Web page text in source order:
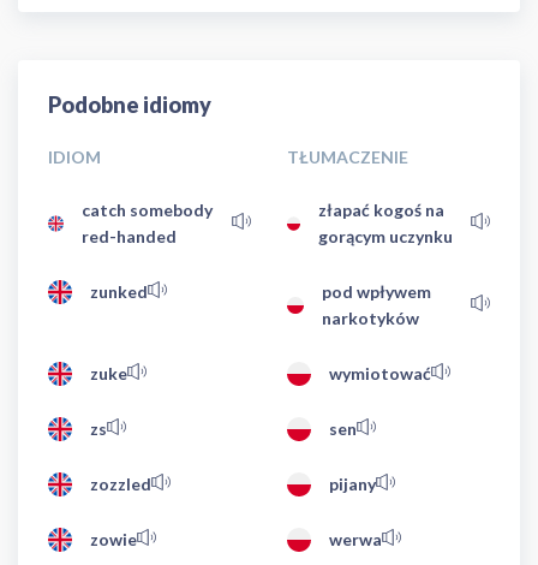
Podobne idiomy
IDIOM TŁUMACZENIE
catch somebody
red-handed
złapać kogoś na
gorącym uczynku
zunked
pod wpływem
narkotyków
zuke wymiotować
zs sen
zozzled pijany
zowie werwa